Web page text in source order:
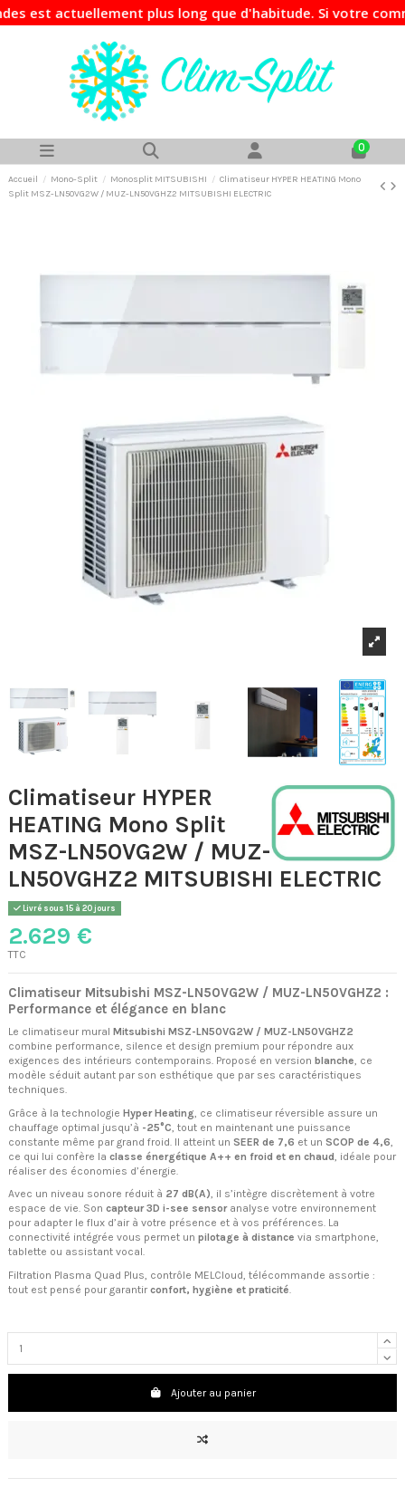
plus long que d'habitude. Si votre
0
Accueil Mono-Split Monosplit MITSUBISHI
Climatiseur HYPER HEATING Mono
Split MSZ-LN50VG2W / MUZ-LN50VGHZ2 MITSUBISHI ELECTRIC
Climatiseur HYPER
HEATING Mono Split
MSZ-LN50VG2W / MUZ-
LN50VGHZ2 MITSUBISHI ELECTRIC
Livré sous 15 à 20 jours
2.629 €
TTC
Climatiseur Mitsubishi MSZ-LN50VG2W / MUZ-LN50VGHZ2 :
Performance et élégance en blanc
Le climatiseur mural Mitsubishi MSZ-LN50VG2W / MUZ-LN50VGHZ2
combine performance, silence et design premium pour répondre aux
exigences des intérieurs contemporains. Proposé en version blanche, ce
modèle séduit autant par son esthétique que par ses caractéristiques
techniques.
Grâce à la technologie Hyper Heating , ce climatiseur réversible assure un
chauffage optimal jusqu’à -25°C , tout en maintenant une puissance
constante même par grand froid. Il atteint un SEER de 7,6 et un SCOP de 4,6
ce qui lui confère la classe énergétique A++ en froid et en chaud , idéale pour
réaliser des économies d’énergie.
Avec un niveau sonore réduit à 27 dB(A), il s’intègre discrètement à votre
espace de vie. Son capteur 3D i-see sensoranalyse votre environnement
pour adapter le flux d’air à votre présence et à vos préférences. La
connectivité intégrée vous permet un pilotage à distance via smartphone,
tablette ou assistant vocal.
Filtration Plasma Quad Plus, contrôle MELCloud, télécommande assortie :
tout est pensé pour garantir confort, hygiène et praticité
Ajouter au panier